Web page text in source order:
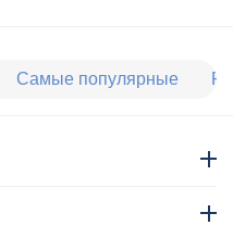
Самые популярные